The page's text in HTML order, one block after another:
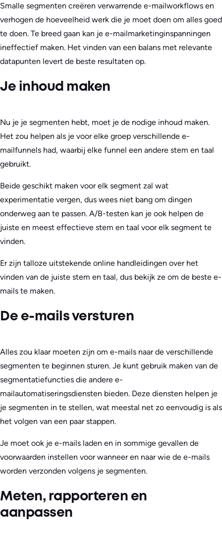
Smalle segmenten creëren verwarrende e-mailworkflows en
verhogen de hoeveelheid werk die je moet doen om alles goed
te doen. Te breed gaan kan je e-mailmarketinginspanningen
ineffectief maken. Het vinden van een balans met relevante
datapunten levert de beste resultaten op.
Je inhoud maken
Nu je je segmenten hebt, moet je de nodige inhoud maken.
Het zou helpen als je voor elke groep verschillende e-
mailfunnels had, waarbij elke funnel een andere stem en taal
gebruikt.
Beide geschikt maken voor elk segment zal wat
experimentatie vergen, dus wees niet bang om dingen
onderweg aan te passen. A/B-testen kan je ook helpen de
juiste en meest effectieve stem en taal voor elk segment te
vinden.
Er zijn talloze uitstekende online handleidingen over het
vinden van de juiste stem en taal, dus bekijk ze om de beste e-
mails te maken.
De e-mails versturen
Alles zou klaar moeten zijn om e-mails naar de verschillende
segmenten te beginnen sturen. Je kunt gebruik maken van de
segmentatiefuncties die andere e-
mailautomatiseringsdiensten bieden. Deze diensten helpen je
je segmenten in te stellen, wat meestal net zo eenvoudig is als
het volgen van een paar stappen.
Je moet ook je e-mails laden en in sommige gevallen de
voorwaarden instellen voor wanneer en naar wie de e-mails
worden verzonden volgens je segmenten.
Meten, rapporteren en
aanpassen